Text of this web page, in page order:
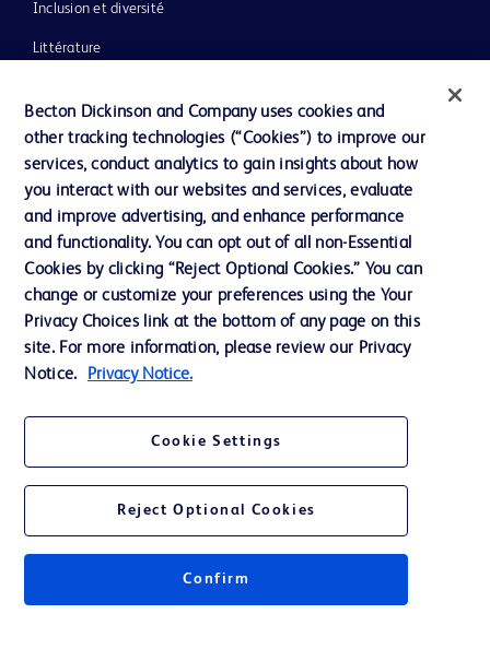
Inclusion et diversité
Littérature
Notre entreprise
Éthique et conformité
Nous contacter
Préférences en matière de cookies
Confidentialité
Accessibilité du site Web
© 2026 BD. Tous droits réservés. BD et le logo de BD sont des marques
Becton Dickinson and Company uses cookies and
other tracking technologies (“Cookies”) to improve our
services, conduct analytics to gain insights about how
you interact with our websites and services, evaluate
and improve advertising, and enhance performance
and functionality. You can opt out of all non-Essential
Cookies by clicking “Reject Optional Cookies.” You can
change or customize your preferences using the Your
Privacy Choices link at the bottom of any page on this
site. For more information, please review our Privacy
Notice.
Privacy Notice.
Cookie Settings
Reject Optional Cookies
Confirm